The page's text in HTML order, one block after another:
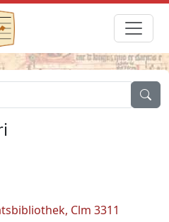
Clm 3311